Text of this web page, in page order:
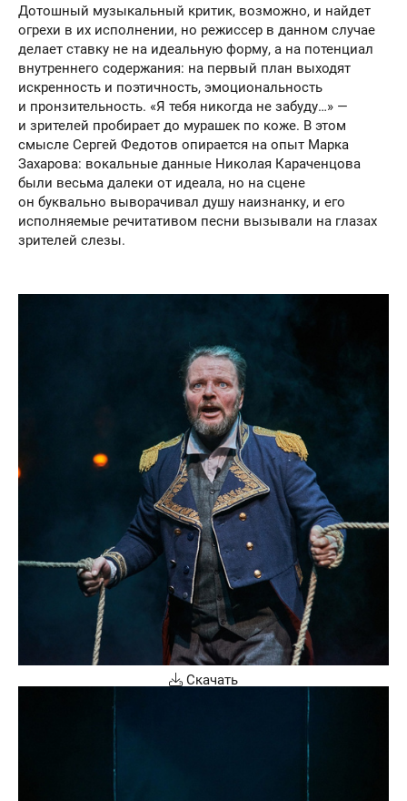
Дотошный музыкальный критик, возможно, и найдет
огрехи в их исполнении, но режиссер в данном случае
делает ставку не на идеальную форму, а на потенциал
внутреннего содержания: на первый план выходят
искренность и поэтичность, эмоциональность
и пронзительность. «Я тебя никогда не забуду…» —
и зрителей пробирает до мурашек по коже. В этом
смысле Сергей Федотов опирается на опыт Марка
Захарова: вокальные данные Николая Караченцова
были весьма далеки от идеала, но на сцене
он буквально выворачивал душу наизнанку, и его
исполняемые речитативом песни вызывали на глазах
зрителей слезы.
Скачать